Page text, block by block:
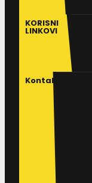
KORISNI
LINKOVI
Kontakt